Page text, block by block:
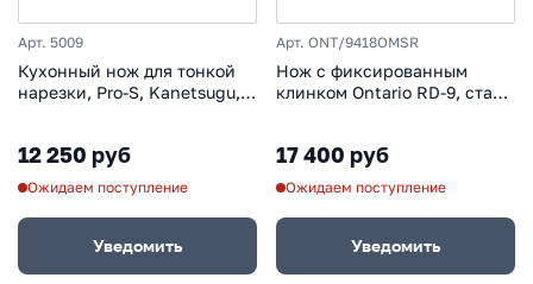
Арт. 5009
Кухонный нож для тонкой
нарезки, Pro-S, Kanetsugu,
12 250 руб
Ожидаем поступление
Уведомить
Арт. ONT/9418OMSR
Нож с фиксированным
клинком Ontario RD-9, сталь
17 400 руб
Ожидаем поступление
Уведомить